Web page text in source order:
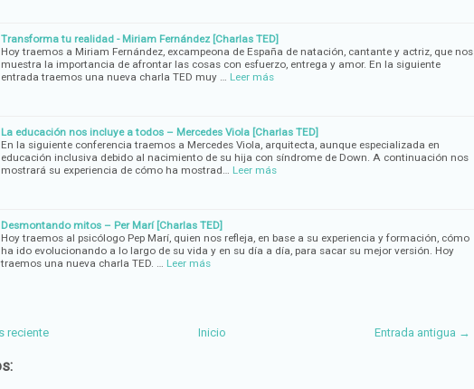
Transforma tu realidad - Miriam Fernández [Charlas TED]
Hoy traemos a Miriam Fernández, excampeona de España de natación, cantante y actriz, que nos
muestra la importancia de afrontar las cosas con esfuerzo, entrega y amor. En la siguiente
entrada traemos una nueva charla TED muy … Leer más
La educación nos incluye a todos – Mercedes Viola [Charlas TED]
En la siguiente conferencia traemos a Mercedes Viola, arquitecta, aunque especializada en
educación inclusiva debido al nacimiento de su hija con síndrome de Down. A continuación nos
mostrará su experiencia de cómo ha mostrad… Leer más
Desmontando mitos – Per Marí [Charlas TED]
Hoy traemos al psicólogo Pep Marí, quien nos refleja, en base a su experiencia y formación, cómo
ha ido evolucionando a lo largo de su vida y en su día a día, para sacar su mejor versión. Hoy
traemos una nueva charla TED. … Leer más
reciente Entrada antigua →
Inicio